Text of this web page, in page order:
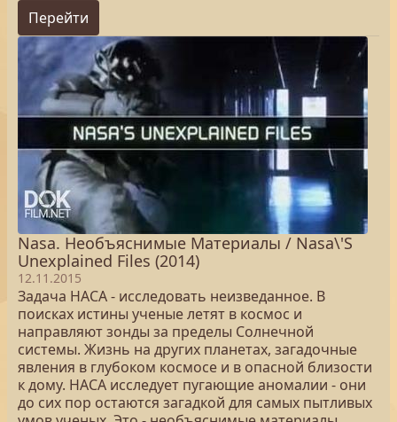
Перейти
Nasa. Необъяснимые Материалы / Nasa\'S
Unexplained Files (2014)
12.11.2015
Задача НАСА - исследовать неизведанное. В
поисках истины ученые летят в космос и
направляют зонды за пределы Солнечной
системы. Жизнь на других планетах, загадочные
явления в глубоком космосе и в опасной близости
к дому. НАСА исследует пугающие аномалии - они
до сих пор остаются загадкой для самых пытливых